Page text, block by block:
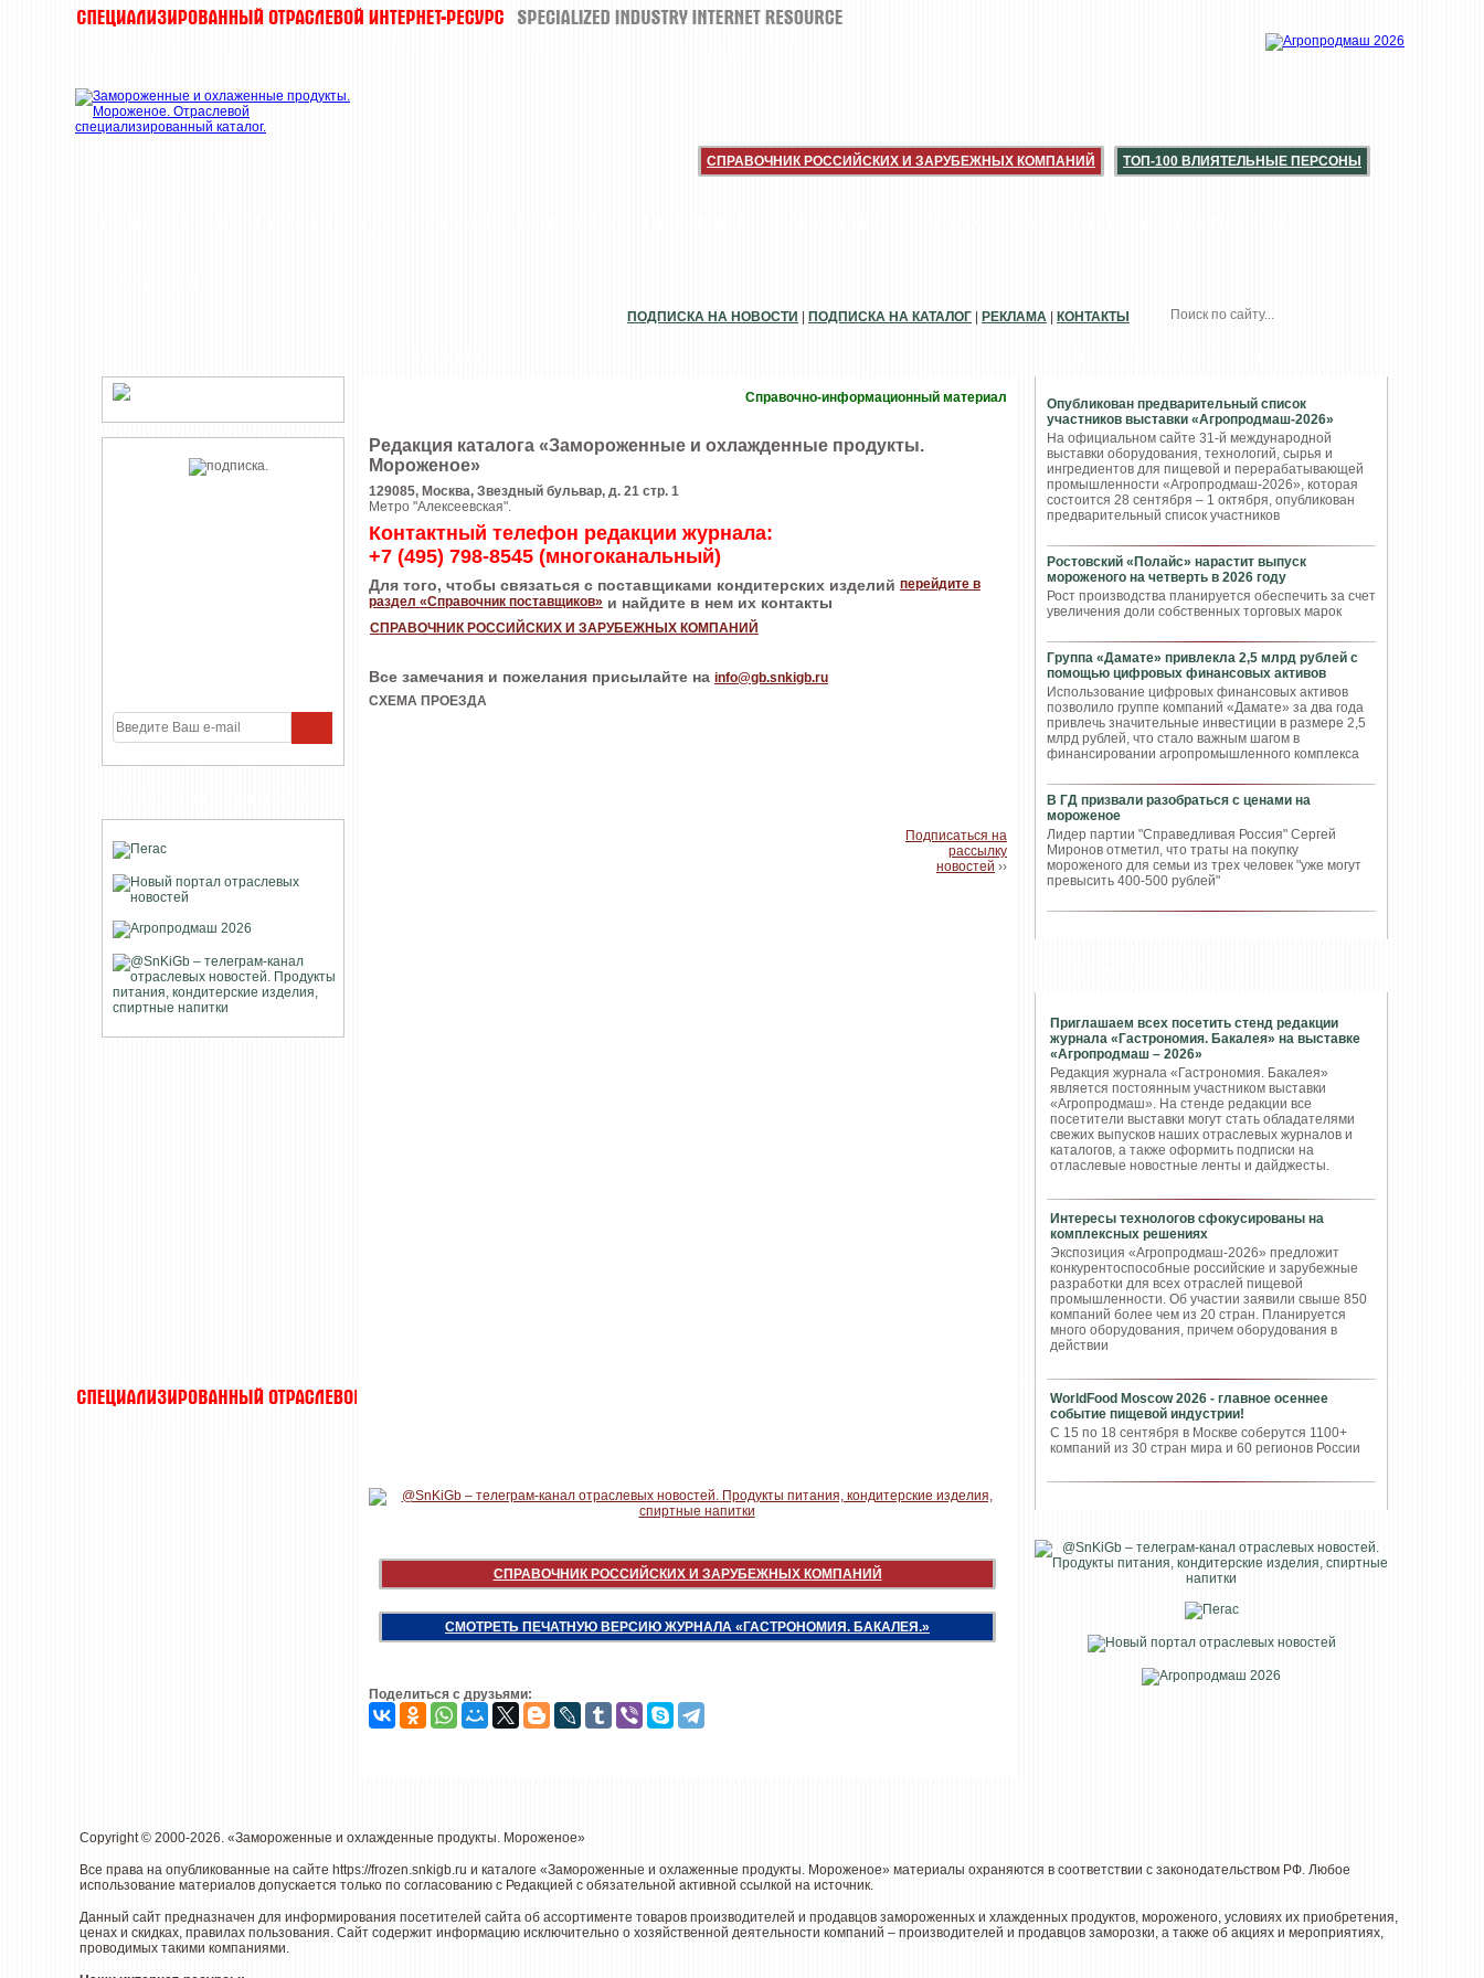
СПРАВОЧНИК РОССИЙСКИХ И ЗАРУБЕЖНЫХ КОМПАНИЙ ТОП-100 ВЛИЯТЕЛЬНЫЕ ПЕРСОНЫ
Опубликован предварительный список
участников выставки «Агропродмаш-2026»
На официальном сайте 31-й международной
выставки оборудования, технологий, сырья и
ингредиентов для пищевой и перерабатывающей
промышленности «Агропродмаш-2026», которая
состоится 28 сентября – 1 октября, опубликован
предварительный список участников
Ростовский «Полайс» нарастит выпуск
мороженого на четверть в 2026 году
Рост производства планируется обеспечить за счет
увеличения доли собственных торговых марок
Группа «Дамате» привлекла 2,5 млрд рублей с
помощью цифровых финансовых активов
Использование цифровых финансовых активов
позволило группе компаний «Дамате» за два года
привлечь значительные инвестиции в размере 2,5
млрд рублей, что стало важным шагом в
финансировании агропромышленного комплекса
В ГД призвали разобраться с ценами на
мороженое
Лидер партии "Справедливая Россия" Сергей
Миронов отметил, что траты на покупку
мороженого для семьи из трех человек "уже могут
превысить 400-500 рублей"
Приглашаем всех посетить стенд редакции
журнала «Гастрономия. Бакалея» на выставке
«Агропродмаш – 2026»
Редакция журнала «Гастрономия. Бакалея»
является постоянным участником выставки
«Агропродмаш». На стенде редакции все
посетители выставки могут стать обладателями
свежих выпусков наших отраслевых журналов и
каталогов, а также оформить подписки на
отласлевые новостные ленты и дайджесты.
Интересы технологов сфокусированы на
комплексных решениях
Экспозиция «Агропродмаш-2026» предложит
конкурентоспособные российские и зарубежные
разработки для всех отраслей пищевой
промышленности. Об участии заявили свыше 850
компаний более чем из 20 стран. Планируется
много оборудования, причем оборудования в
действии
WorldFood Moscow 2026 - главное осеннее
событие пищевой индустрии!
С 15 по 18 сентября в Москве соберутся 1100+
компаний из 30 стран мира и 60 регионов России
ПОДПИСКА НА НОВОСТИ ПОДПИСКА НА КАТАЛОГ РЕКЛАМА КОНТАКТЫ
Справочно-информационный материал
Редакция каталога «Замороженные и охлажденные продукты.
Мороженое»
129085, Москва, Звездный бульвар, д. 21 стр. 1
Метро "Алексеевская".
Контактный телефон редакции журнала:
+7 (495) 798-8545 (многоканальный)
Для того, чтобы связаться с поставщиками кондитерских изделий перейдите в
раздел «Справочник поставщиков» и найдите в нем их контакты
СПРАВОЧНИК РОССИЙСКИХ И ЗАРУБЕЖНЫХ КОМПАНИЙ
Все замечания и пожелания присылайте на info@gb.snkigb.ru
СХЕМА ПРОЕЗДА
Подписаться на
рассылку
новостей ››
СПРАВОЧНИК РОССИЙСКИХ И ЗАРУБЕЖНЫХ КОМПАНИЙ
СМОТРЕТЬ ПЕЧАТНУЮ ВЕРСИЮ ЖУРНАЛА «ГАСТРОНОМИЯ. БАКАЛЕЯ.»
Поделиться с друзьями:
Copyright © 2000-2026. «Замороженные и охлажденные продукты. Мороженое»
Все права на опубликованные на сайте https://frozen.snkigb.ru и каталоге «Замороженные и охлаженные продукты. Мороженое» материалы охраняются в соответствии с законодательством РФ. Любое
использование материалов допускается только по согласованию с Редакцией с обязательной активной ссылкой на источник.
Данный сайт предназначен для информирования посетителей сайта об ассортименте товаров производителей и продавцов замороженных и хлажденных продуктов, мороженого, условиях их приобретения,
ценах и скидках, правилах пользования. Сайт содержит информацию исключительно о хозяйственной деятельности компаний – производителей и продавцов заморозки, а также об акциях и мероприятиях,
проводимых такими компаниями.